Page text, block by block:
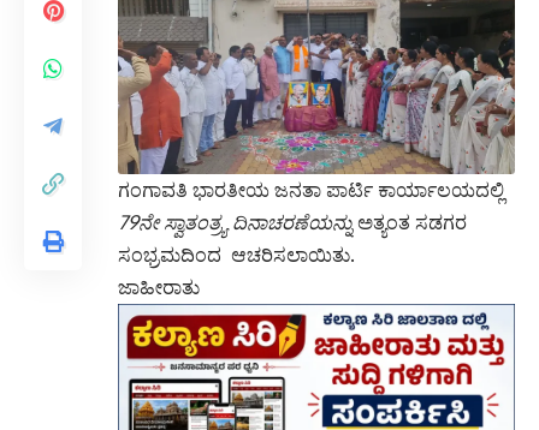
ಗಂಗಾವತಿ ಭಾರತೀಯ ಜನತಾ ಪಾರ್ಟಿ ಕಾರ್ಯಾಲಯದಲ್ಲಿ
79ನೇ ಸ್ವಾತಂತ್ರ್ಯ ದಿನಾಚರಣೆಯನ್ನುಅತ್ಯಂತ ಸಡಗರ
ಸಂಭ್ರಮದಿಂದ ಆಚರಿಸಲಾಯಿತು.
ಜಾಹೀರಾತು